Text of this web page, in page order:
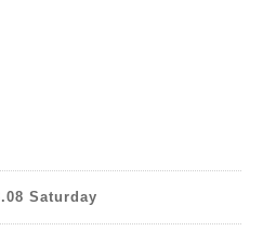
Saturday